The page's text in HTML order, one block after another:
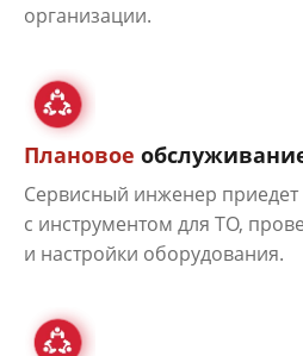
организации.
Плановое
Сервисный инженер приедет
с инструментом для ТО,
и настройки оборудования.